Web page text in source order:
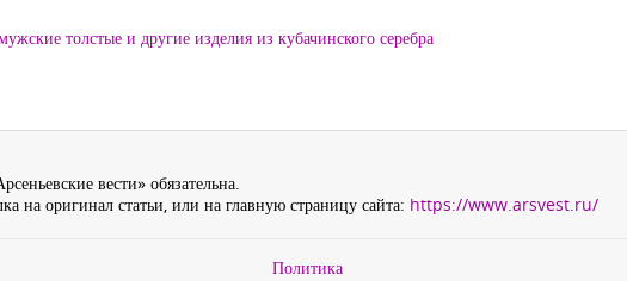
толстые и другие изделия из кубачинского серебра
вести» обязательна.
на оригинал статьи, или на главную страницу сайта: https://www.arsvest.ru/
Политика